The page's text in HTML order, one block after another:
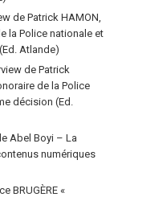
de Patrick HAMON,
la Police nationale et
Atlande)
de Patrick
de la Police
décision (Ed.
Abel Boyi – La
numériques
BRUGÈRE «